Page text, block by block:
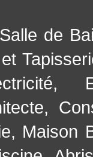
de
,
,
, Maison